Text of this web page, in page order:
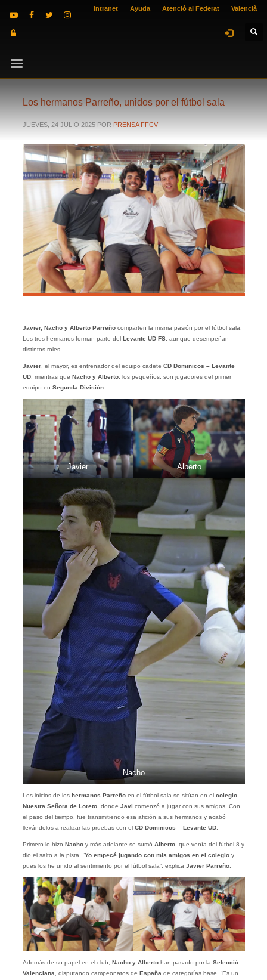
Intranet Ayuda Atenció al Federat Valencià
Los hermanos Parreño, unidos por el fútbol sala
JUEVES, 24 JULIO 2025 POR PRENSA FFCV
Javier, Nacho y Alberto Parreñocomparten la misma pasión por el fútbol sala.
Los tres hermanos forman parte del Levante UD FS, aunque desempeñan
distintos roles.
Javier, el mayor, es entrenador del equipo cadete CD Dominicos – Levante
UD, mientras que Nacho y Alberto, los pequeños, son jugadores del primer
equipo en Segunda División.
Javier Alberto
Nacho
Los inicios de loshermanos Parreñoen el fútbol sala se sitúan en el colegio
Nuestra Señora de Loreto, donde Javi comenzó a jugar con sus amigos. Con
el paso del tiempo, fue transmitiendo esa afición a sus hermanos y acabó
llevándolos a realizar las pruebas con el CD Dominicos – Levante UD.
Primero lo hizo Nachoy más adelante se sumó Alberto, que venía del fútbol 8 y
dio el salto a la pista. “Yo empecé jugando con mis amigos en el colegioy
pues los he unido al sentimiento por el fútbol sala”, explica Javier Parreño.
Además de su papel en el club, Nacho y Albertohan pasado por la Selecció
Valenciana, disputando campeonatos de Españade categorías base. “Es un